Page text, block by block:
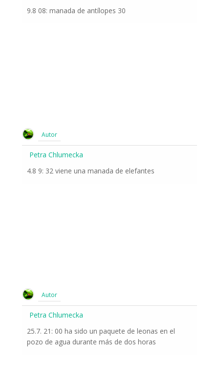
9.8 08: manada de antílopes 30
Autor
Petra Chlumecka
4.8 9: 32 viene una manada de elefantes
Autor
Petra Chlumecka
25.7. 21: 00 ha sido un paquete de leonas en el
pozo de agua durante más de dos horas